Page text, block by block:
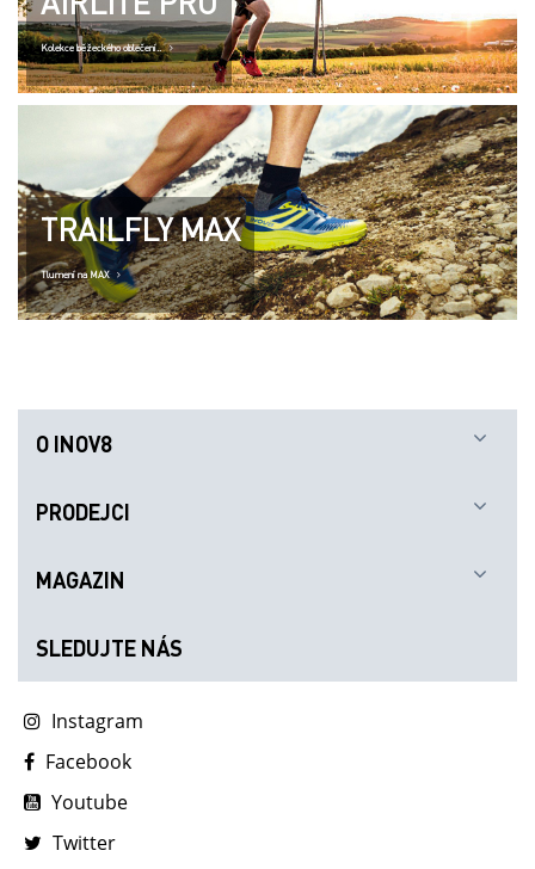
Kolekce běžeckého oblečení..
TRAILFLY MAX
Tlumení na MAX
O INOV8
PRODEJCI
MAGAZIN
SLEDUJTE NÁS
Instagram
Facebook
Youtube
Twitter